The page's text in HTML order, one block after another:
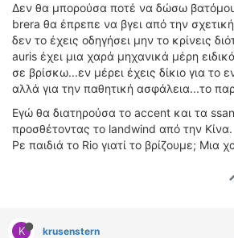
Δεν θα μπορούσα ποτέ να δώσω
brera θα έπρεπε να βγει από την
δεν το έχεις οδηγήσει μην το κρίνεις
auris έχει μια χαρά μηχανικά μέρη
σε βρίσκω...εν μέρει έχεις δίκιο για το
αλλά για την παθητική ασφάλεια...το
Εγώ θα διατηρούσα το accent και τα
προσθέτοντας το landwind από την Κίνα.
Ρε παιδιά το Rio γιατί το βρίζουμε; Μια
K krusenstern